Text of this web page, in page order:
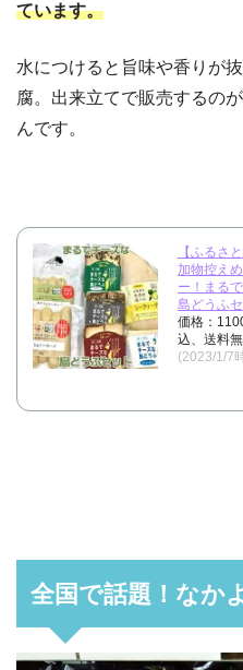
ています。
水につけると旨味や香りが
腐。出来立てで販売するの
んです。
【ふるさ
加物控え
ー！まる
島どうふ
価格：
込、送料
(2023/1/7
全国で話題！なか